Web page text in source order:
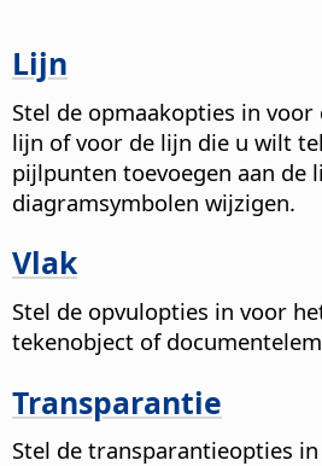
Lijn
Stel de opmaakopties in voor
lijn of voor de lijn die u wilt
pijlpunten toevoegen aan de
diagramsymbolen wijzigen.
Vlak
Stel de opvulopties in voor
tekenobject of
Transparantie
Stel de transparantieopties